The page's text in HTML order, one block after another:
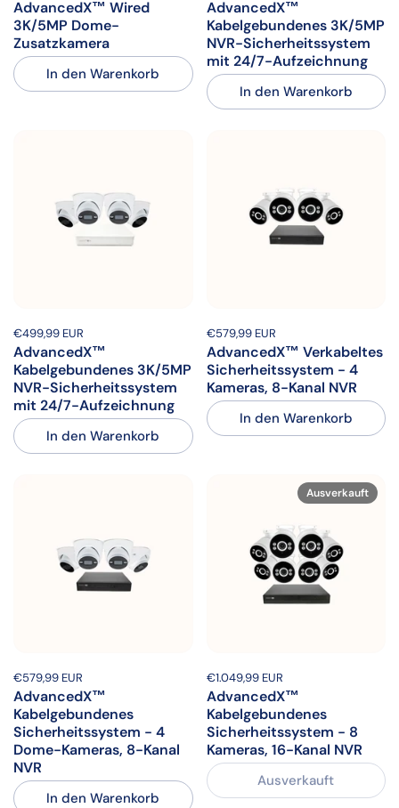
AdvancedX™ Wired
3K/5MP Dome-
Zusatzkamera
In den Warenkorb
AdvancedX™
Kabelgebundenes 3K/5MP
NVR-Sicherheitssystem
mit 24/7-Aufzeichnung
In den Warenkorb
Preis:
€499,99 EUR
AdvancedX™
Kabelgebundenes 3K/5MP
NVR-Sicherheitssystem
mit 24/7-Aufzeichnung
In den Warenkorb
Preis:
€579,99 EUR
AdvancedX™ Verkabeltes
Sicherheitssystem - 4
Kameras, 8-Kanal NVR
In den Warenkorb
Preis:
€579,99 EUR
AdvancedX™
Kabelgebundenes
Sicherheitssystem - 4
Dome-Kameras, 8-Kanal
NVR
In den Warenkorb
Preis:
€1.049,99 EUR
AdvancedX™
Kabelgebundenes
Sicherheitssystem - 8
Kameras, 16-Kanal NVR
Ausverkauft
Ausverkauft